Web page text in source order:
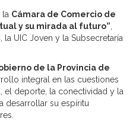
la Cámara de Comercio de
y su mirada al futuro”,
la UIC Joven y la Subsecretaría
de la Provincia de
integral en las cuestiones
el deporte, la conectividad y la
desarrollar su espíritu